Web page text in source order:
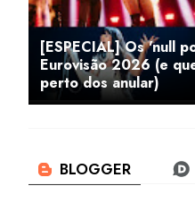
[ESPECIAL] Os 'null
Eurovisão 2026 (e
perto dos anular)